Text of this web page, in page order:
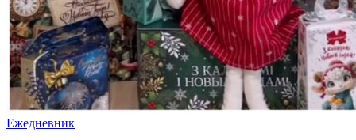
Ежедневник